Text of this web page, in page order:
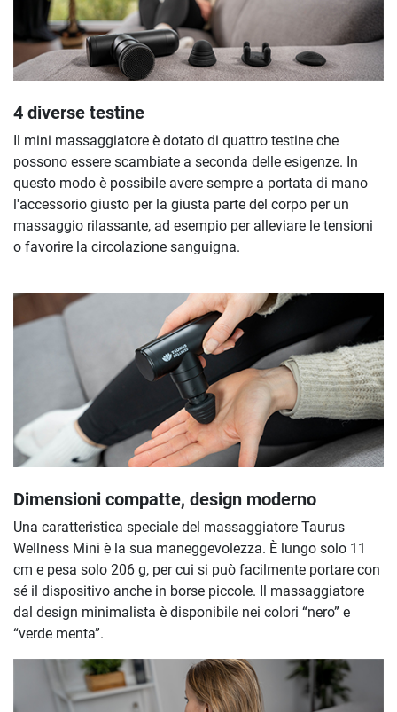
4 diverse testine
Il mini massaggiatore è dotato di quattro testine che
possono essere scambiate a seconda delle esigenze. In
questo modo è possibile avere sempre a portata di mano
l'accessorio giusto per la giusta parte del corpo per un
massaggio rilassante, ad esempio per alleviare le tensioni
o favorire la circolazione sanguigna.
Dimensioni compatte, design moderno
Una caratteristica speciale del massaggiatore Taurus
Wellness Mini è la sua maneggevolezza. È lungo solo 11
cm e pesa solo 206 g, per cui si può facilmente portare con
sé il dispositivo anche in borse piccole. Il massaggiatore
dal design minimalista è disponibile nei colori “nero” e
“verde menta”.